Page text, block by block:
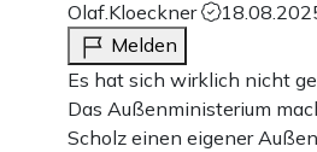
Olaf.Kloeckner
Melden
Es hat sich wirklich nicht
Das Außenministerium
Scholz einen eigener